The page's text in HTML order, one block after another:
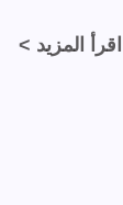
اقرأ المزيد >